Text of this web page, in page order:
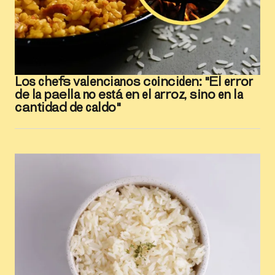
Los chefs valencianos coinciden: "El error
de la paella no está en el arroz, sino en la
cantidad de caldo"